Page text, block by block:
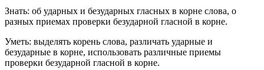
Знать: об ударных и безударных гласных в корне слова, о
разных приемах проверки безударной гласной в корне.
Уметь: выделять корень слова, различать ударные и
безударные в корне, использовать различные приемы
проверки безударной гласной в корне.